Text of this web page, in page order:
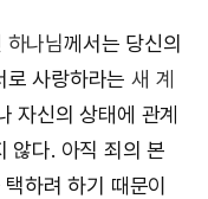
하나님께서는 당신의
사랑하라는 새 계
자신의 상태에 관계
않다. 아직 죄의 본
하려 하기 때문이